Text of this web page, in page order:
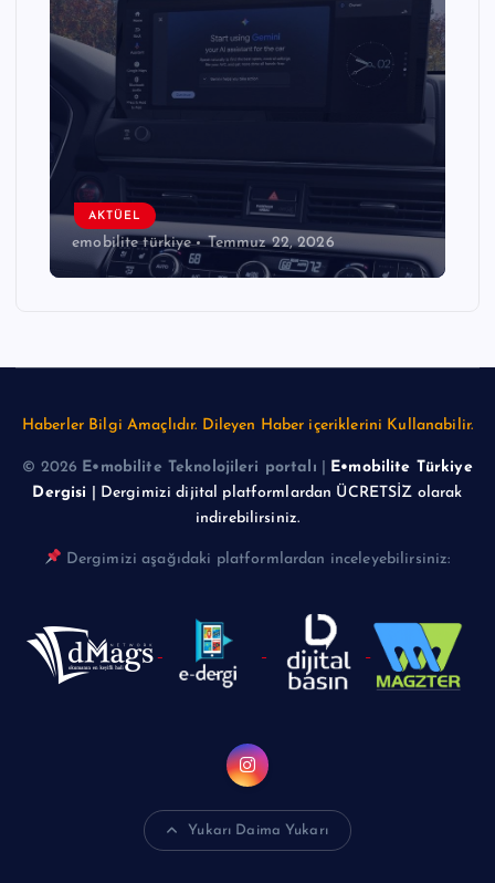
AKTÜEL
emobilite türkiye Temmuz 22, 2026
Haberler Bilgi Amaçlıdır. Dileyen Haber içeriklerini Kullanabilir.
© 2026 E•mobilite Teknolojileri portalı
E•mobilite Türkiye
Dergisi | Dergimizi dijital platformlardan ÜCRETSİZ olarak
indirebilirsiniz.
Dergimizi aşağıdaki platformlardan inceleyebilirsiniz:
Yukarı Daima Yukarı